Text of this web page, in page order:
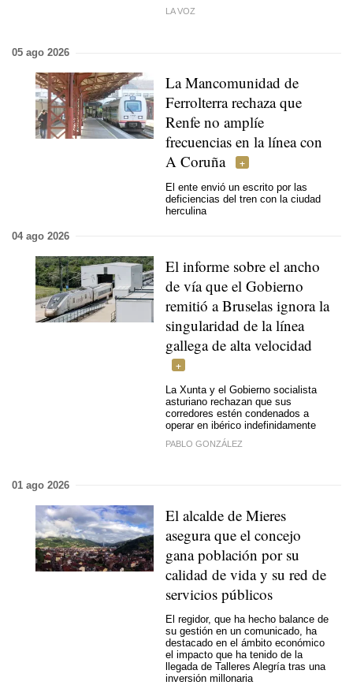
LA VOZ
05 ago 2026
La Mancomunidad de
Ferrolterra rechaza que
Renfe no amplíe
frecuencias en la línea con
A Coruña
El ente envió un escrito por las
deficiencias del tren con la ciudad
herculina
04 ago 2026
El informe sobre el ancho
de vía que el Gobierno
remitió a Bruselas ignora la
singularidad de la línea
gallega de alta velocidad
La Xunta y el Gobierno socialista
asturiano rechazan que sus
corredores estén condenados a
operar en ibérico indefinidamente
PABLO GONZÁLEZ
01 ago 2026
El alcalde de Mieres
asegura que el concejo
gana población por su
calidad de vida y su red de
servicios públicos
El regidor, que ha hecho balance de
su gestión en un comunicado, ha
destacado en el ámbito económico
el impacto que ha tenido de la
llegada de Talleres Alegría tras una
inversión millonaria